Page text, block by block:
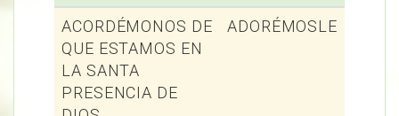
ACORDÉMONOS DE
QUE ESTAMOS EN
LA SANTA
PRESENCIA DE
ADORÉMOSLE